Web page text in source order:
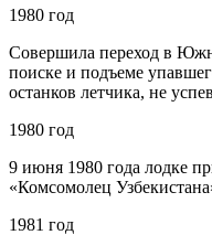
1980 год
Совершила переход в
поиске и подъеме
останков летчика, не
1980 год
9 июня 1980 года лодке
«Комсомолец
1981 год